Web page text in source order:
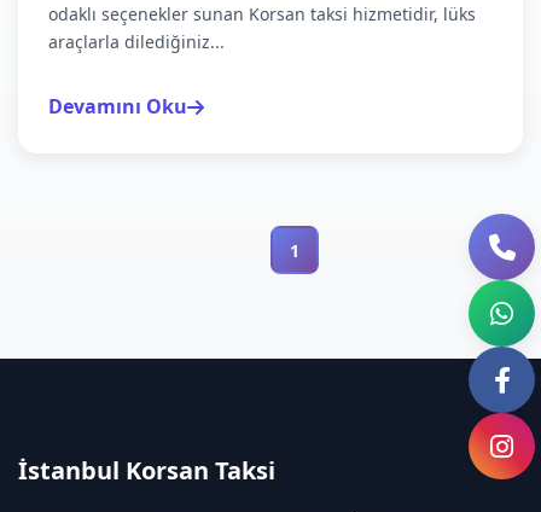
odaklı seçenekler sunan Korsan taksi hizmetidir, lüks
araçlarla dilediğiniz...
Devamını Oku
1
İstanbul Korsan Taksi